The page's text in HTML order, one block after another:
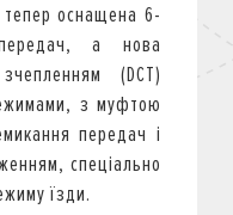
оснащена 6-
а нова
(DCT)
з муфтою
передач і
спеціально
їзди.